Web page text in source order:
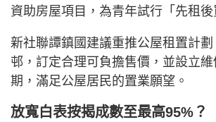
資助房屋項目，為青年試行「先租後
新社聯譚鎮國建議重推公屋租置計
邨，訂定合理可負擔售價，並設立
期，滿足公屋居民的置業願望。
放寬白表按揭成數至最高95%？